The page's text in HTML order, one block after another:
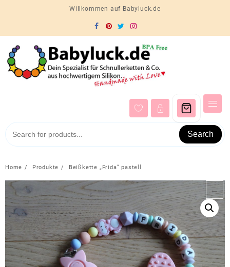
Willkommen auf Babyluck.de
Search
Home Produkte Beißkette „Frida“ pastell
←